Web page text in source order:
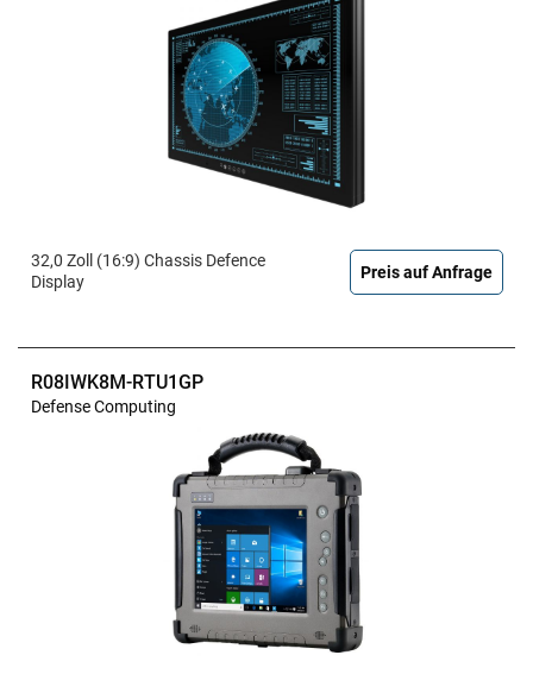
32,0 Zoll (16:9) Chassis Defence
Display
Preis auf Anfrage
R08IWK8M-RTU1GP
Defense Computing